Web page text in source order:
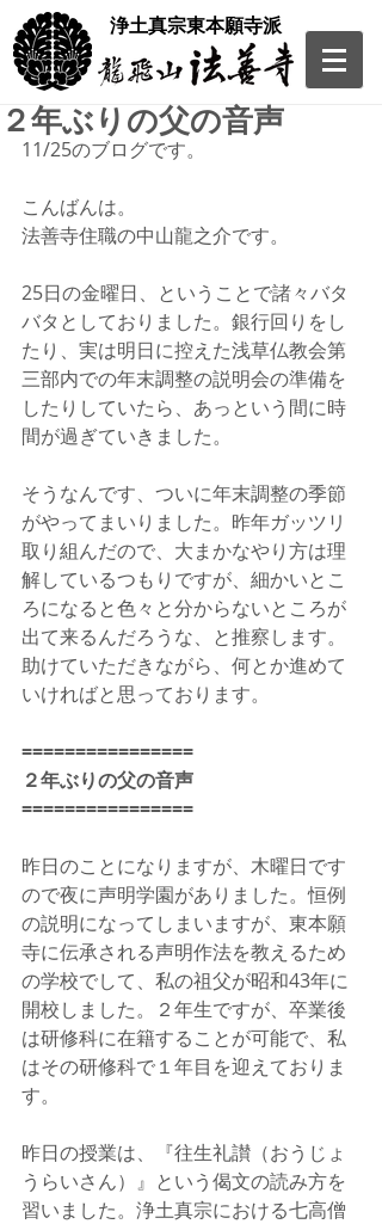
​浄土真宗東本願寺派
２年ぶりの父の音声
11/25のブログです。
こんばんは。
法善寺住職の中山龍之介です。
25日の金曜日、ということで諸々バタ
バタとしておりました。銀行回りをし
たり、実は明日に控えた浅草仏教会第
三部内での年末調整の説明会の準備を
したりしていたら、あっという間に時
間が過ぎていきました。
そうなんです、ついに年末調整の季節
がやってまいりました。昨年ガッツリ
取り組んだので、大まかなやり方は理
解しているつもりですが、細かいとこ
ろになると色々と分からないところが
出て来るんだろうな、と推察します。
助けていただきながら、何とか進めて
いければと思っております。
================
２年ぶりの父の音声
================
昨日のことになりますが、木曜日です
ので夜に声明学園がありました。恒例
の説明になってしまいますが、東本願
寺に伝承される声明作法を教えるため
の学校でして、私の祖父が昭和43年に
開校しました。２年生ですが、卒業後
は研修科に在籍することが可能で、私
はその研修科で１年目を迎えておりま
す。
昨日の授業は、『往生礼讃（おうじょ
うらいさん）』という偈文の読み方を
習いました。浄土真宗における七高僧